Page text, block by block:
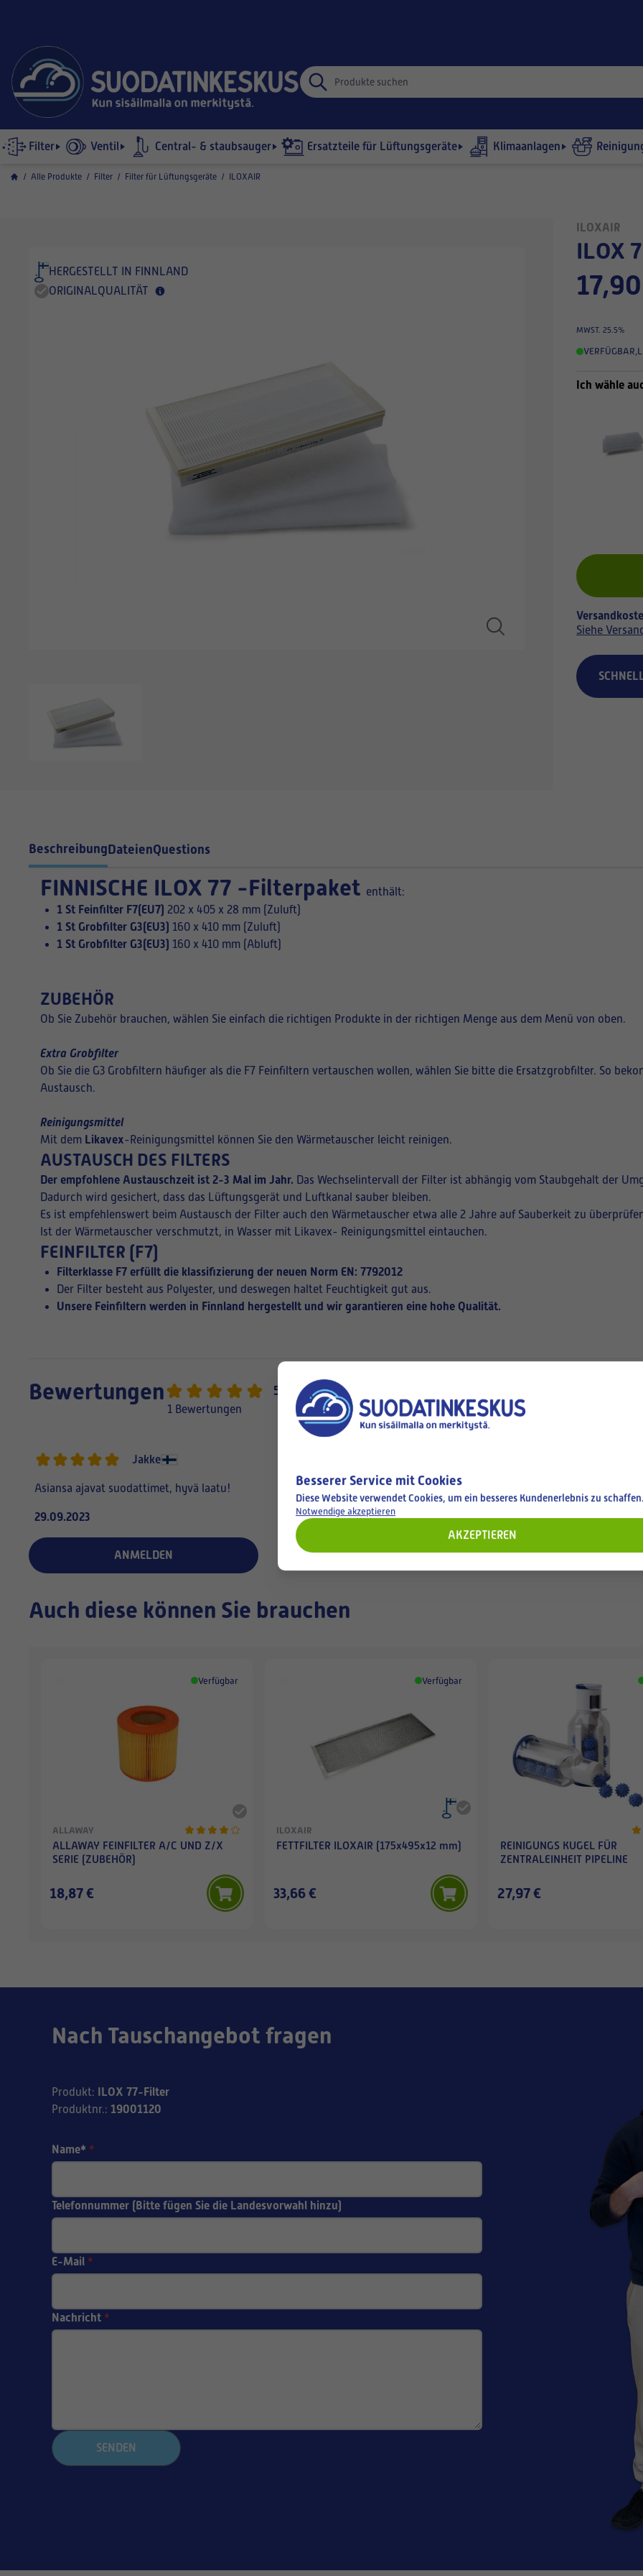
Filter Ventil Central- & staubsauger Ersatzteile für Lüftungsgeräte Klimaanlagen
/ Alle Produkte / Filter / Filter für Lüftungsgeräte / ILOXAIR
HERGESTELLT IN FINNLAND
ORIGINALQUALITÄT
ILOXAIR
ILOX
MWST. 25.5%
VERFÜGBAR,
Ich wähle
Siehe
BeschreibungDateienQuestions
FINNISCHE ILOX 77 -Filterpaket enthält:
1 St Feinfilter F7(EU7) 202 x 405 x 28 mm (Zuluft)
1 St Grobfilter G3(EU3) 160 x 410 mm (Zuluft)
1 St Grobfilter G3(EU3) 160 x 410 mm (Abluft)
ZUBEHÖR
Ob Sie Zubehör brauchen, wählen Sie einfach die richtigen Produkte in der richtigen Menge aus dem Menü von oben.
Extra Grobfilter
Ob Sie die G3 Grobfiltern häufiger als die F7 Feinfiltern vertauschen wollen, wählen Sie bitte die Ersatzgrobfilter. So
Austausch.
Reinigungsmittel
Mit dem Likavex-Reinigungsmittel können Sie den Wärmetauscher leicht reinigen.
AUSTAUSCH DES FILTERS
Der empfohlene Austauschzeit ist 2-3 Mal im Jahr. Das Wechselintervall der Filter ist abhängig vom Staubgehalt der
Dadurch wird gesichert, dass das Lüftungsgerät und Luftkanal sauber bleiben.
Es ist empfehlenswert beim Austausch der Filter auch den Wärmetauscher etwa alle 2 Jahre auf Sauberkeit zu
Ist der Wärmetauscher verschmutzt, in Wasser mit Likavex- Reinigungsmittel eintauchen.
FEINFILTER (F7)
Filterklasse F7 erfüllt die klassifizierung der neuen Norm EN: 7792012
Der Filter besteht aus Polyester, und deswegen haltet Feuchtigkeit gut aus.
Unsere Feinfiltern werden in Finnland hergestellt und wir garantieren eine hohe Qualität.
Bewertungen 5,0
1 Bewertungen
Jakke
Asiansa ajavat suodattimet, hyvä laatu!
29.09.2023
ANMELDEN
Auch diese können Sie brauchen
Verfügbar
ALLAWAY
ALLAWAY FEINFILTER A/C UND Z/X
SERIE (ZUBEHÖR)
18,87 €
Verfügbar
ILOXAIR
FETTFILTER ILOXAIR (175x495x12 mm)
33,66 €
REINIGUNGS KUGEL FÜR
ZENTRALEINHEIT PIPELINE
27,97 €
Nach Tauschangebot fragen
Produkt: ILOX 77-Filter
Produktnr.: 19001120
Name* *
Telefonnummer (Bitte fügen Sie die Landesvorwahl hinzu)
E-Mail *
Nachricht *
SENDEN
Besserer Service mit Cookies
Diese Website verwendet Cookies, um ein besseres Kundenerlebnis zu schaffen.
Notwendige akzeptieren
AKZEPTIEREN